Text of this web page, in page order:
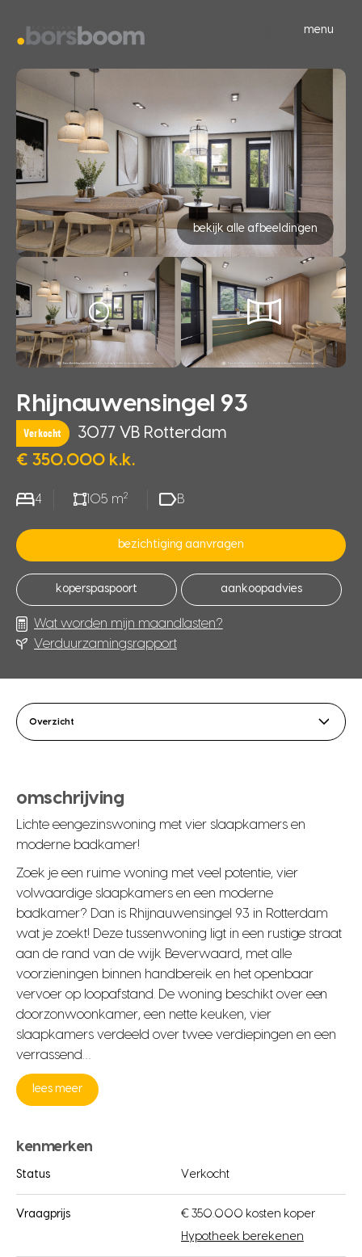
menu
bekijk alle afbeeldingen
Rhijnauwensingel 93
Verkocht
3077 VB Rotterdam
€ 350.000 k.k.
4 105 m2 B
bezichtiging aanvragen
koperspaspoort aankoopadvies
Wat worden mijn maandlasten?
Verduurzamingsrapport
Overzicht
omschrijving
Lichte eengezinswoning met vier slaapkamers en
moderne badkamer!
Zoek je een ruime woning met veel potentie, vier
volwaardige slaapkamers en een moderne
badkamer? Dan is Rhijnauwensingel 93 in Rotterdam
wat je zoekt! Deze tussenwoning ligt in een rustige straat
aan de rand van de wijk Beverwaard, met alle
voorzieningen binnen handbereik en het openbaar
vervoer op loopafstand. De woning beschikt over een
doorzonwoonkamer, een nette keuken, vier
slaapkamers verdeeld over twee verdiepingen en een
verrassend…
lees meer
kenmerken
Status Verkocht
Vraagprijs
€ 350.000 kosten koper
Hypotheek berekenen